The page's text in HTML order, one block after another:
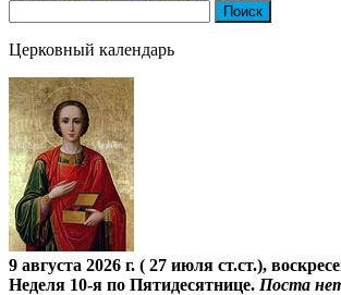
Церковный календарь
9 августа 2026 г. ( 27 июля ст.ст.),
Неделя 10-я по Пятидесятнице. Поста